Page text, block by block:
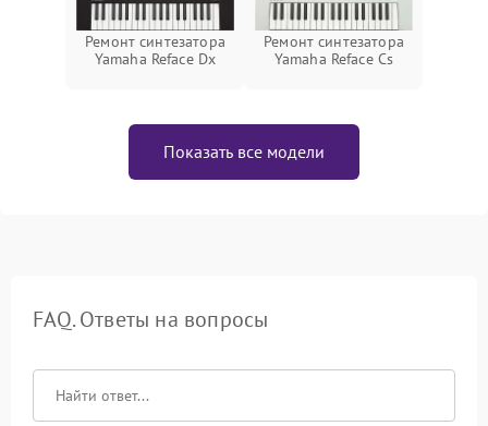
Ремонт синтезатора
Yamaha Reface Dx
Ремонт синтезатора
Yamaha Reface Cs
Показать все модели
FAQ. Ответы на вопросы